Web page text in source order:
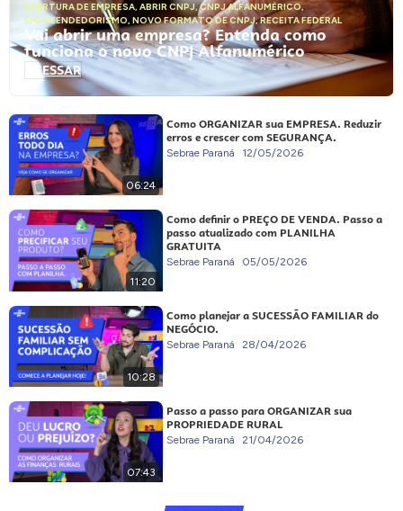
ABERTURA DE EMPRESA, ABRIR CNPJ,CNPJ ALFANUMÉRICO,
EMPREENDEDORISMO, NOVO FORMATO DE CNPJ,RECEITA FEDERAL
Vai abrir uma empresa? Entenda como
funciona o novo CNPJ Alfanumérico
ACESSAR
06:24
Como ORGANIZAR sua EMPRESA. Reduzir
erros e crescer com SEGURANÇA.
Sebrae Paraná 12/05/2026
11:20
Como definir o PREÇO DE VENDA. Passo a
passo atualizado com PLANILHA
GRATUITA
Sebrae Paraná 05/05/2026
10:28
Como planejar a SUCESSÃO FAMILIAR do
NEGÓCIO.
Sebrae Paraná 28/04/2026
07:43
Passo a passo para ORGANIZAR sua
PROPRIEDADE RURAL
Sebrae Paraná 21/04/2026